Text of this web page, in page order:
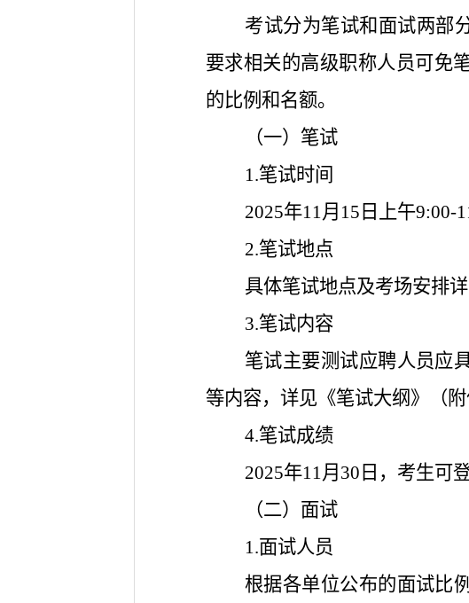
考试分为笔试和面试两部
要求相关的高级职称人员可免
的比例和名额。
（一）笔试
1.笔试时间
2025年11月15日上午9:00-
2.笔试地点
具体笔试地点及考场安排详
3.笔试内容
笔试主要测试应聘人员应
等内容，详见《笔试大纲》（附
4.笔试成绩
2025年11月30日，考生可
（二）面试
1.面试人员
根据各单位公布的面试比